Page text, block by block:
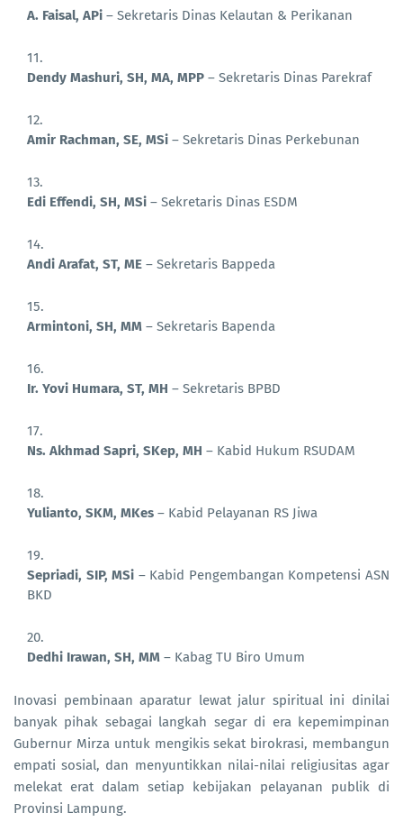
A. Faisal, APi – Sekretaris Dinas Kelautan & Perikanan
Dendy Mashuri, SH, MA, MPP – Sekretaris Dinas Parekraf
Amir Rachman, SE, MSi – Sekretaris Dinas Perkebunan
Edi Effendi, SH, MSi – Sekretaris Dinas ESDM
Andi Arafat, ST, ME – Sekretaris Bappeda
Armintoni, SH, MM – Sekretaris Bapenda
Ir. Yovi Humara, ST, MH – Sekretaris BPBD
Ns. Akhmad Sapri, SKep, MH – Kabid Hukum RSUDAM
Yulianto, SKM, MKes – Kabid Pelayanan RS Jiwa
Sepriadi, SIP, MSi – Kabid Pengembangan Kompetensi ASN
BKD
Dedhi Irawan, SH, MM – Kabag TU Biro Umum
Inovasi pembinaan aparatur lewat jalur spiritual ini dinilai
banyak pihak sebagai langkah segar di era kepemimpinan
Gubernur Mirza untuk mengikis sekat birokrasi, membangun
empati sosial, dan menyuntikkan nilai-nilai religiusitas agar
melekat erat dalam setiap kebijakan pelayanan publik di
Provinsi Lampung.